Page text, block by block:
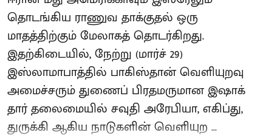
தொடங்கிய ராணுவ தாக்குதல் ஒரு
மாதத்திற்கும் மேலாகத் தொடர்கிறது.
இதற்கிடையில், நேற்று (மார்ச் 29)
இஸ்லாமாபாத்தில் பாகிஸ்தான் வெளியுறவு
அமைச்சரும் துணைப் பிரதமருமான இஷாக்
தார் தலைமையில் சவுதி அரேபியா, எகிப்து,
துருக்கி ஆகிய நாடுகளின் வெளியுற ...